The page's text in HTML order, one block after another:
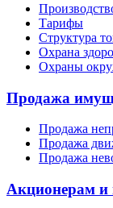
Тарифы
Структура
Охрана
Охраны
Продажа
Продажа
Продажа
Продажа
Акционерам и